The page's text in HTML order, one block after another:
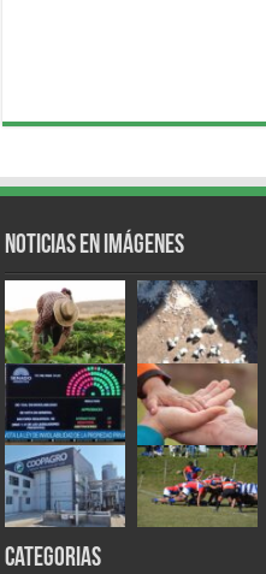
Noticias en Imágenes
Categorias